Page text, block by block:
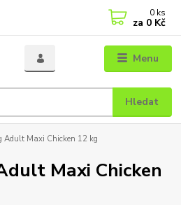
Menu
Hledat
0 ks
za 0 Kč
Adult Maxi Chicken 12 kg
Maxi Chicken